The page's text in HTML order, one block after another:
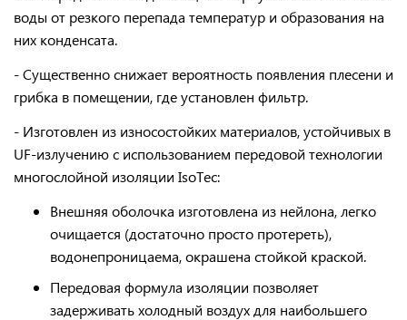
воды от резкого перепада температур и образования на
них конденсата.
- Существенноснижает вероятность появления плесени и
грибка в помещении, где установлен фильтр.
- Изготовлен из износостойких материалов, устойчивых в
UF-излучению с использованием передовой технологии
многослойной изоляции IsoTec:
Внешняя оболочка изготовлена из нейлона, легко
очищается (достаточно просто протереть),
водонепроницаема, окрашена стойкой краской.
Передовая формула изоляции позволяет
задерживать холодный воздух для наибольшего